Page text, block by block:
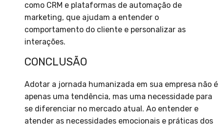
como CRM e plataformas de automação de
marketing, que ajudam a entender o
comportamento do cliente e personalizar as
interações.
CONCLUSÃO
Adotar a jornada humanizada em sua empresa não é
apenas uma tendência, mas uma necessidade para
se diferenciar no mercado atual. Ao entender e
atender as necessidades emocionais e práticas dos